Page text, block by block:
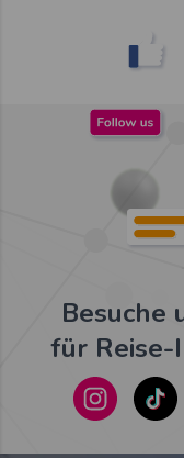
Besuche
für Reise-